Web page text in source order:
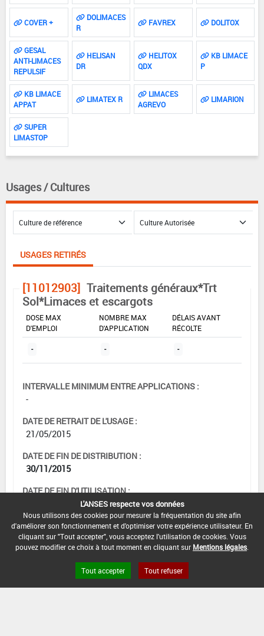
COVER +
DOLIMACES
R
FAVREX DOLITOX
GESAL
ANTI-LIMACES
REPULSIF
HELISAN
DR
HELITOX
QDX
KB LIMACE
P
KB LIMACE
APPAT
LIMATEX R
LIMACES
AGREVO
LIMARION
SUPER
LIMASTOP
Usages / Cultures
USAGES RETIRÉS
[11012903] Traitements généraux*Trt
Sol*Limaces et escargots
DOSE MAX
D'EMPLOI
NOMBRE MAX
D'APPLICATION
DÉLAIS AVANT
RÉCOLTE
- - -
INTERVALLE MINIMUM ENTRE APPLICATIONS :
-
DATE DE RETRAIT DE L'USAGE :
21/05/2015
DATE DE FIN DE DISTRIBUTION :
30/11/2015
DATE DE FIN D'UTILISATION :
L'ANSES respecte vos données
Nous utilisons des cookies pour mesurer la fréquentation du site afin
d'améliorer son fonctionnement et d'optimiser votre expérience utilisateur. En
cliquant sur "Tout accepter", vous acceptez l'utilisation de cookies. Vous
pouvez modifier ce choix à tout moment en cliquant sur Mentions légales
Tout accepter Tout refuser